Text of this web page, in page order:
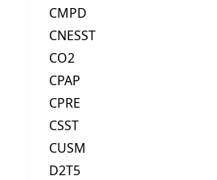
CMPD
CNESST
CO2
CPAP
CPRE
CSST
CUSM
D2T5